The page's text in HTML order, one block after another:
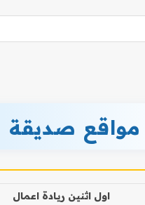
مواقع صديقة
اول اثنين ريادة اعمال